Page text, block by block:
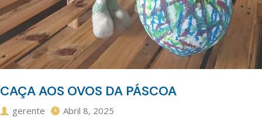
CAÇA AOS OVOS DA PÁSCOA
gerente
Abril 8, 2025